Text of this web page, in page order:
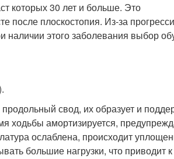
которых 30 лет и больше. Это
после плоскостопия. Из-за
этого заболевания выбор
свод, их образует и
ходьбы амортизируется,
ослаблена, происходит
большие нагрузки, что приводит к